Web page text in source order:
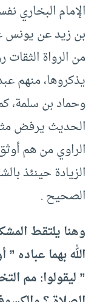
الإمام البخاري
بن زيد عن يونس
من الرواة
يذكروها، منهم
وحماد بن سلمة،
الحديث يرفض
الراوي من هم
الزيادة حينئذ
الصحيح .
وهنا يلتقط
الله بهما عباده
” ليقولوا: مم